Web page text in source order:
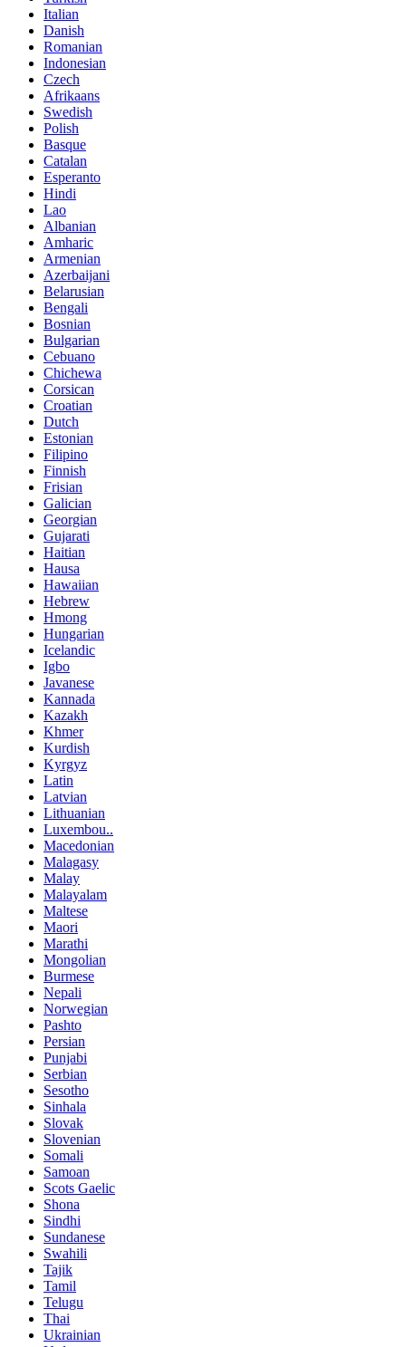
Italian
Danish
Romanian
Indonesian
Czech
Afrikaans
Swedish
Polish
Basque
Catalan
Esperanto
Hindi
Lao
Albanian
Amharic
Armenian
Azerbaijani
Belarusian
Bengali
Bosnian
Bulgarian
Cebuano
Chichewa
Corsican
Croatian
Dutch
Estonian
Filipino
Finnish
Frisian
Galician
Georgian
Gujarati
Haitian
Hausa
Hawaiian
Hebrew
Hmong
Hungarian
Icelandic
Igbo
Javanese
Kannada
Kazakh
Khmer
Kurdish
Kyrgyz
Latin
Latvian
Lithuanian
Luxembou..
Macedonian
Malagasy
Malay
Malayalam
Maltese
Maori
Marathi
Mongolian
Burmese
Nepali
Norwegian
Pashto
Persian
Punjabi
Serbian
Sesotho
Sinhala
Slovak
Slovenian
Somali
Samoan
Scots Gaelic
Shona
Sindhi
Sundanese
Swahili
Tajik
Tamil
Telugu
Thai
Ukrainian